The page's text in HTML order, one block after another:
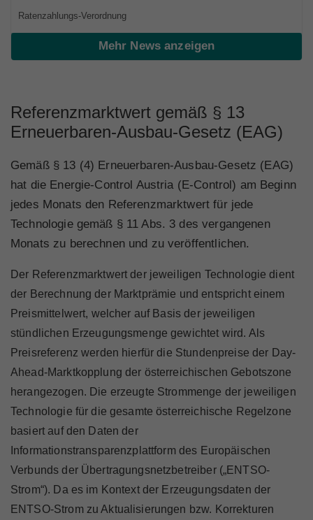
Marktteilnehmer
Ratenzahlungs-Verordnung
Mehr News anzeigen
Referenzmarktwert gemäß § 13
Erneuerbaren-Ausbau-Gesetz (EAG)
Gemäß § 13 (4) Erneuerbaren-Ausbau-Gesetz (EAG)
hat die Energie-Control Austria (E-Control) am Beginn
jedes Monats den Referenzmarktwert für jede
Technologie gemäß § 11 Abs. 3 des vergangenen
Monats zu berechnen und zu veröffentlichen.
Der Referenzmarktwert der jeweiligen Technologie dient
der Berechnung der Marktprämie und entspricht einem
Preismittelwert, welcher auf Basis der jeweiligen
stündlichen Erzeugungsmenge gewichtet wird. Als
Preisreferenz werden hierfür die Stundenpreise der Day-
Ahead-Marktkopplung der österreichischen Gebotszone
herangezogen. Die erzeugte Strommenge der jeweiligen
Technologie für die gesamte österreichische Regelzone
basiert auf den Daten der
Informationstransparenzplattform des Europäischen
Verbunds der Übertragungsnetzbetreiber („ENTSO-
Strom“). Da es im Kontext der Erzeugungsdaten der
ENTSO-Strom zu Aktualisierungen bzw. Korrekturen